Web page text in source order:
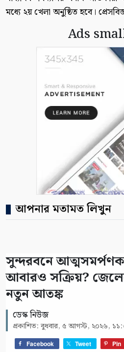
মধ্যে ২য় খেলা অনুষ্ঠিত হবে।
Ads
আপনার মতামত লিখুন
সুন্দরবনে
আবারও সক্রিয়?
নতুন আতঙ্ক
ডেস্ক নিউজ
প্রকাশিত: বুধবার, ৫ আগস্ট, ২০২৬,
Facebook Tweet Pin